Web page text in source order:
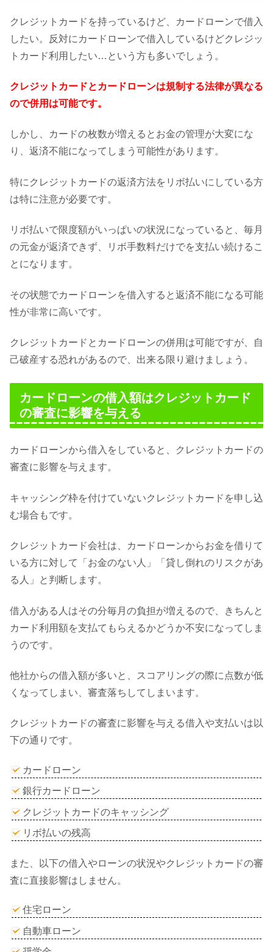
クレジットカードを持っているけど、カードローンで借入
したい。反対にカードローンで借入しているけどクレジッ
トカード利用したい…という方も多いでしょう。
クレジットカードとカードローンは規制する法律が異なる
ので併用は可能です。
しかし、カードの枚数が増えるとお金の管理が大変にな
り、返済不能になってしまう可能性があります。
特にクレジットカードの返済方法をリボ払いにしている方
は特に注意が必要です。
リボ払いで限度額がいっぱいの状況になっていると、毎月
の元金が返済できず、リボ手数料だけでを支払い続けるこ
とになります。
その状態でカードローンを借入すると返済不能になる可能
性が非常に高いです。
クレジットカードとカードローンの併用は可能ですが、自
己破産する恐れがあるので、出来る限り避けましょう。
カードローンの借入額はクレジットカード
の審査に影響を与える
カードローンから借入をしていると、クレジットカードの
審査に影響を与えます。
キャッシング枠を付けていないクレジットカードを申し込
む場合もです。
クレジットカード会社は、カードローンからお金を借りて
いる方に対して「お金のない人」「貸し倒れのリスクがあ
る人」と判断します。
借入がある人はその分毎月の負担が増えるので、きちんと
カード利用額を支払てもらえるかどうか不安になってしま
うのです。
他社からの借入額が多いと、スコアリングの際に点数が低
くなってしまい、審査落ちしてしまいます。
クレジットカードの審査に影響を与える借入や支払いは以
下の通りです。
カードローン
銀行カードローン
クレジットカードのキャッシング
リボ払いの残高
また、以下の借入やローンの状況やクレジットカードの審
査に直接影響はしません。
住宅ローン
自動車ローン